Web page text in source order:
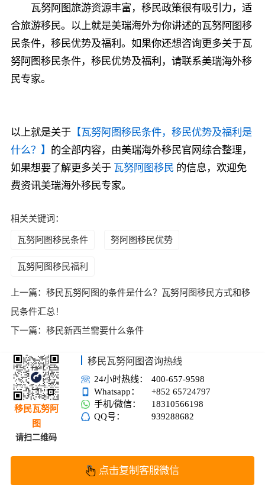
瓦努阿图旅游资源丰富，移民政策很有吸引力，适
合旅游移民。以上就是美瑞海外为你讲述的瓦努阿图移
民条件，移民优势及福利。如果你还想咨询更多关于瓦
努阿图移民条件，移民优势及福利，请联系美瑞海外移
民专家。
以上就是关于【瓦努阿图移民条件，移民优势及福利是
什么？】 的全部内容，由美瑞海外移民官网综合整理，
如果想要了解更多关于 瓦努阿图移民 的信息，欢迎免
费资讯美瑞海外移民专家。
相关关键词：
瓦努阿图移民条件 努阿图移民优势
瓦努阿图移民福利
上一篇： 移民瓦努阿图的条件是什么？瓦努阿图移民方式和移
民条件汇总！
下一篇： 移民新西兰需要什么条件
移民瓦努阿
图
请扫二维码
移民瓦努阿图咨询热线
24小时热线：
400-657-9598
Whatsapp：
+852 65724797
手机/微信：
18310566198
QQ号：
939288682
点击复制客服微信